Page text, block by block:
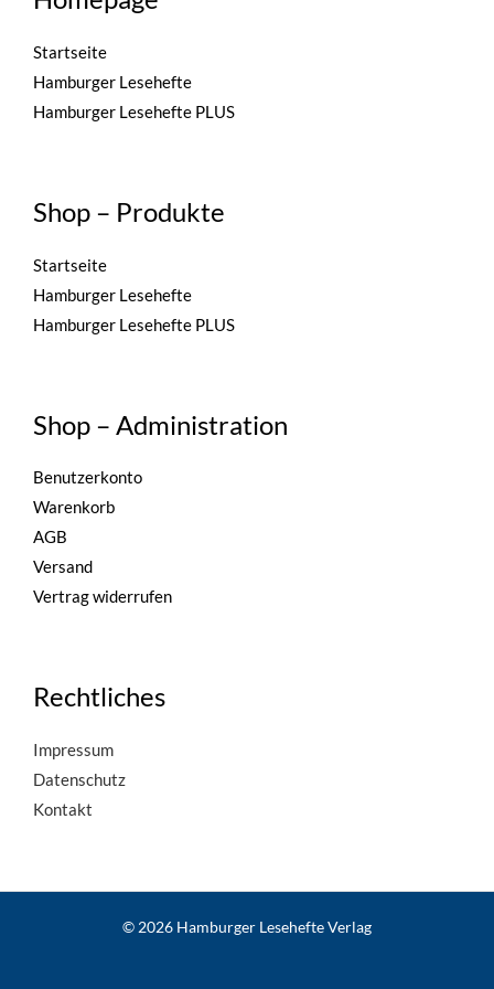
Startseite
Hamburger Lesehefte
Hamburger Lesehefte PLUS
Shop – Produkte
Startseite
Hamburger Lesehefte
Hamburger Lesehefte PLUS
Shop – Administration
Benutzerkonto
Warenkorb
AGB
Versand
Vertrag widerrufen
Rechtliches
Impressum
Datenschutz
Kontakt
© 2026 Hamburger Lesehefte Verlag